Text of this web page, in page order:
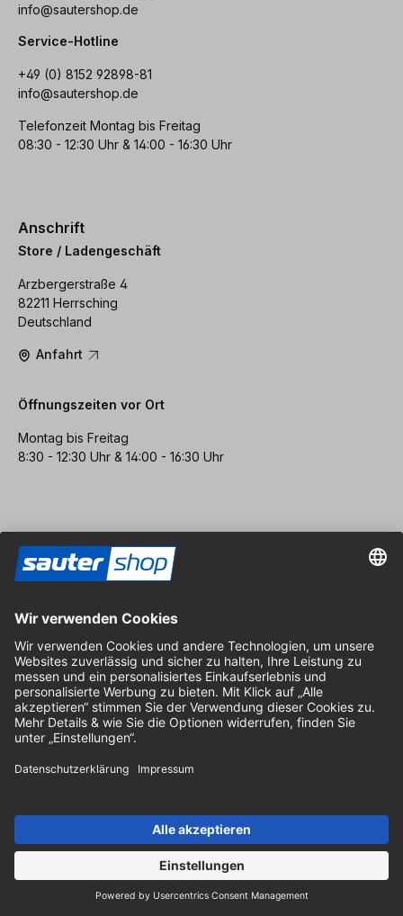
info@sautershop.de
Service-Hotline
+49 (0) 8152 92898-81
info@sautershop.de
Telefonzeit Montag bis Freitag
08:30 - 12:30 Uhr & 14:00 - 16:30 Uhr
Anschrift
Store / Ladengeschäft
Arzbergerstraße 4
82211 Herrsching
Deutschland
Anfahrt
Öffnungszeiten vor Ort
Montag bis Freitag
8:30 - 12:30 Uhr & 14:00 - 16:30 Uhr
Hinweise zur Batterieentsorgung
Hinweise zur Verpackung
Zahlung & Steuer
Kontaktformular
Widerrufsrecht
FAQ-Service
Über uns
Karriere
Vertrag widerrufen
Impressum